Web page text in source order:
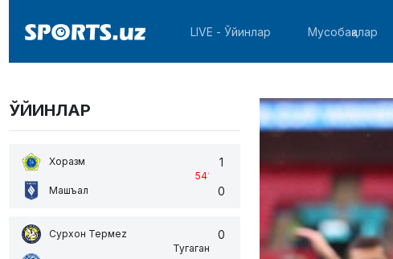
LIVE - Ўйинлар Мусобақалар
ЎЙИНЛАР
Хоразм
Машъал
54'
1
0
Сурхон Термеz
Тугаган
0